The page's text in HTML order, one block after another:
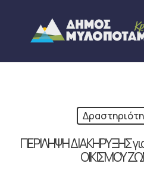
content
ΠΕΡΙΛΗΨΗ ΔΙΑΚΗΡΥΞΗΣ
ΟΙΚΙΣΜΟΥ